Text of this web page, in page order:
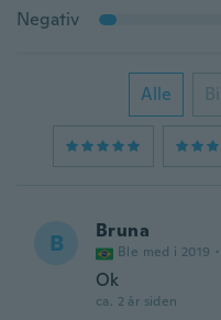
Negativ
Alle
B Bruna
Ble med i 2019 ·
Ok
ca. 2 år siden